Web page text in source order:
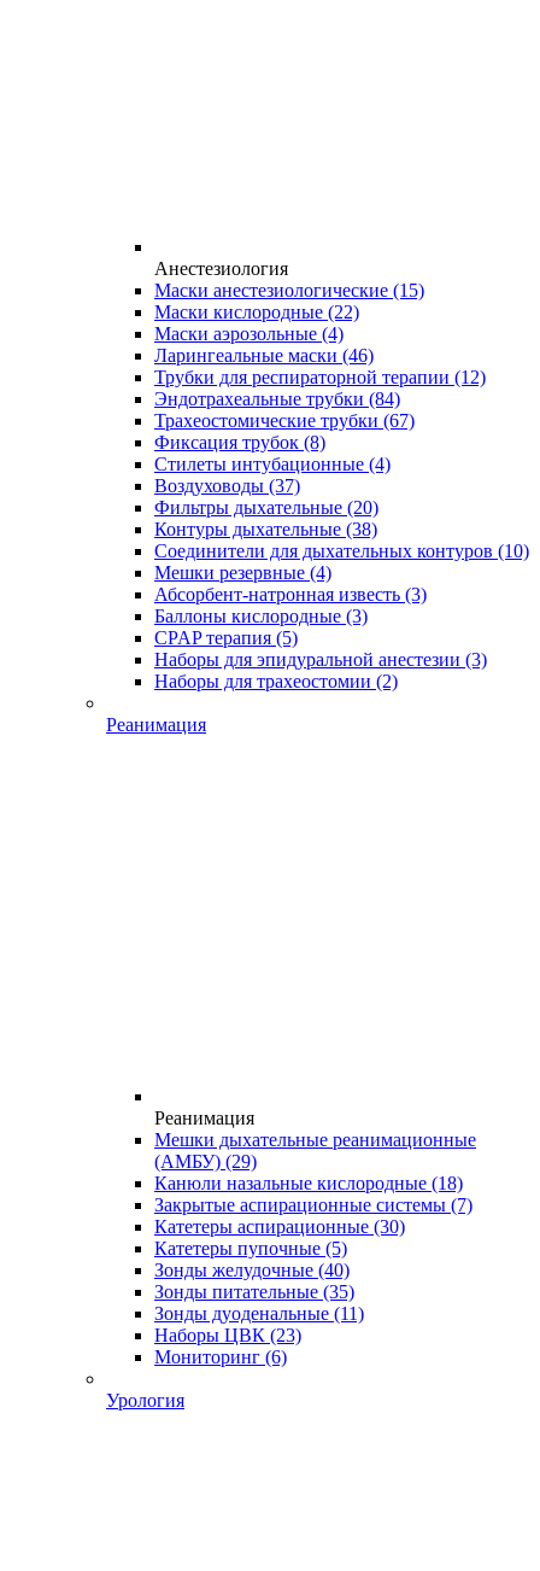
Анестезиология
Маски анестезиологические (15)
Маски кислородные (22)
Маски аэрозольные (4)
Ларингеальные маски (46)
Трубки для респираторной терапии (12)
Эндотрахеальные трубки (84)
Трахеостомические трубки (67)
Фиксация трубок (8)
Стилеты интубационные (4)
Воздуховоды (37)
Фильтры дыхательные (20)
Контуры дыхательные (38)
Соединители для дыхательных контуров (10)
Мешки резервные (4)
Абсорбент-натронная известь (3)
Баллоны кислородные (3)
CPAP терапия (5)
Наборы для эпидуральной анестезии (3)
Наборы для трахеостомии (2)
Реанимация
Реанимация
Мешки дыхательные реанимационные
(АМБУ) (29)
Канюли назальные кислородные (18)
Закрытые аспирационные системы (7)
Катетеры аспирационные (30)
Катетеры пупочные (5)
Зонды желудочные (40)
Зонды питательные (35)
Зонды дуоденальные (11)
Наборы ЦВК (23)
Мониторинг (6)
Урология